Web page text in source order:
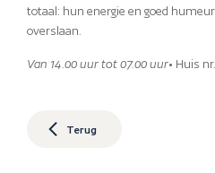
totaal: hun energie en goed
overslaan.
Van 14.00 uur tot 07.00 uur• Huis
Terug